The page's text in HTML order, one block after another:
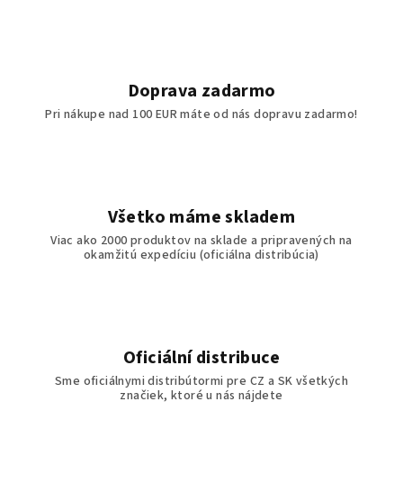
i
e
p
v
ý
Doprava zadarmo
Pri nákupe nad 100 EUR máte od nás dopravu zadarmo!
Všetko máme skladem
Viac ako 2000 produktov na sklade a pripravených na
okamžitú expedíciu (oficiálna distribúcia)
Oficiální distribuce
Sme oficiálnymi distribútormi pre CZ a SK všetkých
značiek, ktoré u nás nájdete